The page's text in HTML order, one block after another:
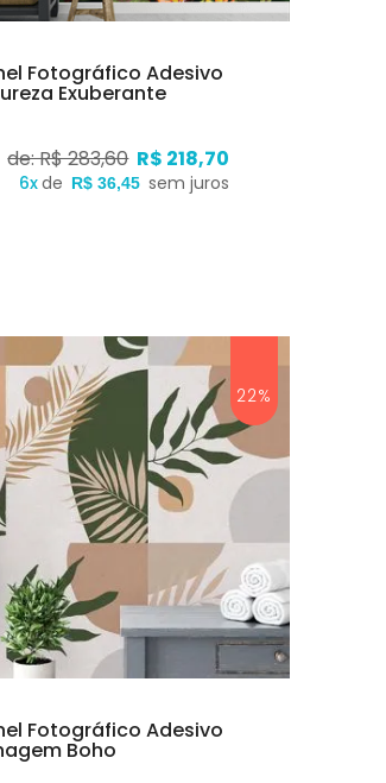
Fotográfico Adesivo
Exuberante
de: R$ 283,60 R$ 218,70
6xde R$ 36,45 sem juros
22%
Fotográfico Adesivo
Boho